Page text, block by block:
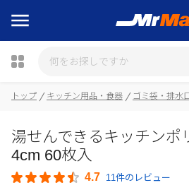
トップ キッチン用品・食器 ゴミ袋・排水
湯せんできるキッチンポ
4cm 60枚入
4.7 11件のレビュー